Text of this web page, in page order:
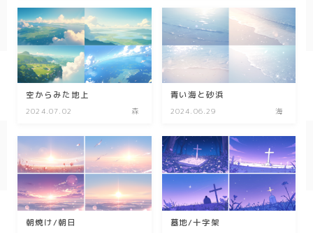
空からみた地上
2024.07.02 森
青い海と砂浜
2024.06.29 海
朝焼け/朝日 墓地/十字架